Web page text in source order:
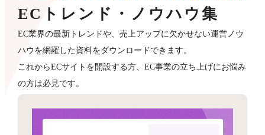
ECトレンド・ノウハウ集
EC業界の最新トレンドや、売上アップに欠かせない運営ノウ
ハウを網羅した資料をダウンロードできます。
これからECサイトを開設する方、EC事業の立ち上げにお悩み
の方は必見です。